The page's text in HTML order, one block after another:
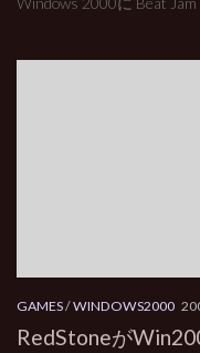
GAMES/WINDOWS2000
RedStoneが